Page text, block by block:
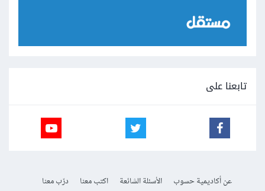
تابعنا على
عن أكاديمية حسوب الأسئلة الشائعة اكتب معنا
درّب معنا